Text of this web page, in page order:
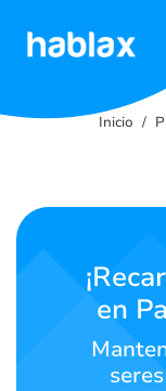
Contáctanos
Inicio
en